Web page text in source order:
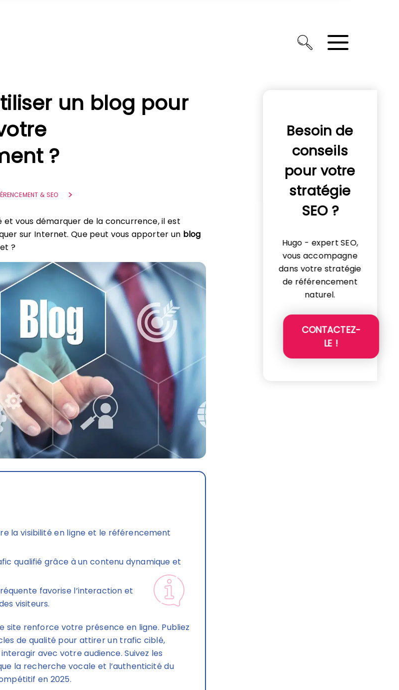
un blog pour
?
& SEO
vous démarquer de la concurrence, il est
sur Internet. Que peut vous apporter un blog
?
la visibilité en ligne et le référencement
qualifié grâce à un contenu dynamique et
favorise l’interaction et
visiteurs.
site renforce votre présence en ligne. Publiez
de qualité pour attirer un trafic ciblé,
avec votre audience. Suivez les
la recherche vocale et l’authenticité du
en 2025.
Besoin de
conseils
pour votre
stratégie
SEO ?
Hugo - expert SEO,
vous accompagne
dans votre stratégie
de référencement
naturel.
CONTACTEZ-
LE !